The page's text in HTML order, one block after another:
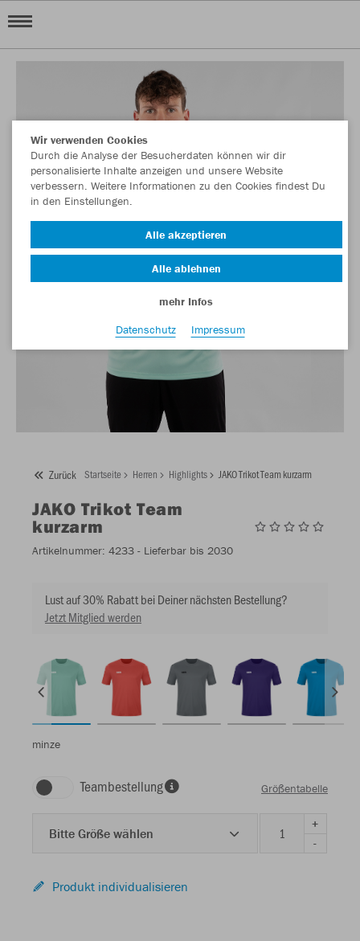
Zurück Startseite Herren Highlights JAKO Trikot Team kurzarm
JAKO Trikot Team
kurzarm
Artikelnummer: 4233 - Lieferbar bis 2030
Lust auf 30% Rabatt bei Deiner nächsten Bestellung?
Jetzt Mitglied werden
minze
Teambestellung Größentabelle
Bitte Größe wählen
+
-
Produkt individualisieren
Wir verwenden Cookies
Durch die Analyse der Besucherdaten können wir dir
personalisierte Inhalte anzeigen und unsere Website
verbessern. Weitere Informationen zu den Cookies findest Du
in den Einstellungen.
Alle akzeptieren
Alle ablehnen
mehr Infos
Datenschutz
Impressum